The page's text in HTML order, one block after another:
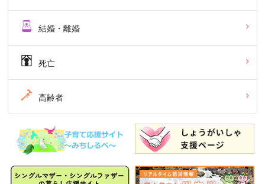
結婚・離婚
死亡
高齢者